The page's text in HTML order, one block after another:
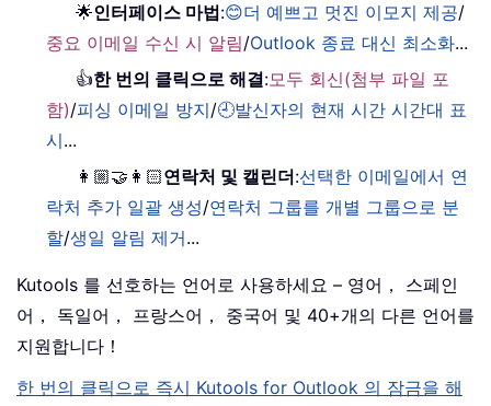
🌟인터페이스 마법:😊더 예쁘고 멋진 이모지 제공/
중요 이메일 수신 시 알림/Outlook 종료 대신 최소화...
👍한 번의 클릭으로 해결:모두 회신(첨부 파일 포
함)/피싱 이메일 방지/🕘발신자의 현재 시간 시간대 표
시...
👩🏼‍🤝‍👩🏻연락처 및 캘린더:선택한 이메일에서 연
락처 추가 일괄 생성/연락처 그룹를 개별 그룹으로 분
할/생일 알림 제거...
Kutools 를 선호하는 언어로 사용하세요 – 영어， 스페인
어， 독일어， 프랑스어， 중국어 및 40+개의 다른 언어를
지원합니다！
한 번의 클릭으로 즉시 Kutools for Outlook 의 잠금을 해